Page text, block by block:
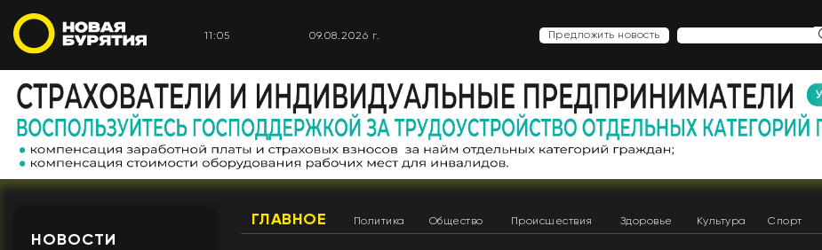
11:05 09.08.2026 г. Предложить новость
НОВОСТИ
ГЛАВНОЕ Политика Общество Происшествия Здоровье Культура Спорт